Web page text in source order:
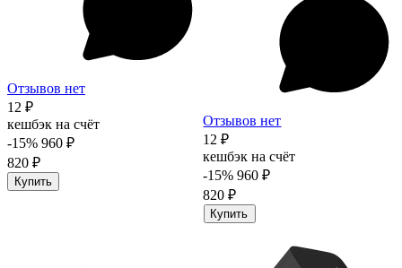
Отзывов нет
12 ₽
кешбэк на счёт
-15% 960 ₽
820 ₽
Купить
Отзывов нет
12 ₽
кешбэк на счёт
-15% 960 ₽
820 ₽
Купить